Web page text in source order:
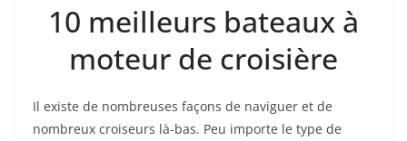
10 meilleurs bateaux à
moteur de croisière
Il existe de nombreuses façons de naviguer et de
nombreux croiseurs là-bas. Peu importe le type de